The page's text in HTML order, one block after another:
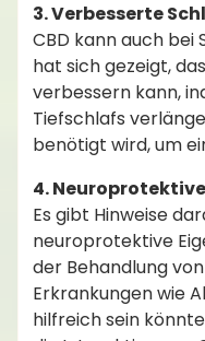
3. Verbesserte
CBD kann auch bei
hat sich gezeigt,
verbessern kann,
Tiefschlafs
benötigt wird, um
4.
Es gibt Hinweise
neuroprotektive
der Behandlung
Erkrankungen wie
hilfreich sein